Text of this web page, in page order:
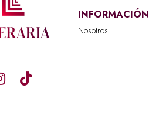
INFORMACIÓN
Nosotros